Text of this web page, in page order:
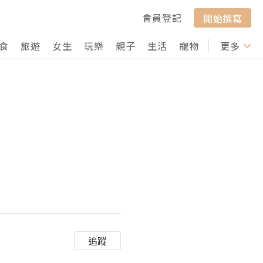
會員登記
開始撰寫
旅遊 女生 玩樂 親子 生活 寵物 行山 打卡
更多
追蹤